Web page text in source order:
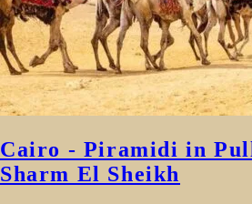
Cairo - Piramidi in
Sharm El Sheikh